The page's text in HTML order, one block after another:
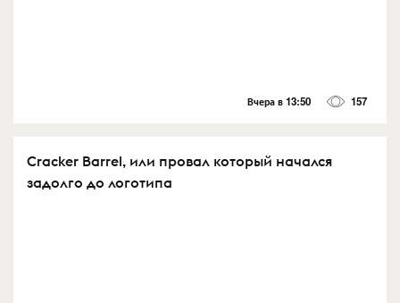
Вчера в 13:50 157
Cracker Barrel, или провал который начался
задолго до логотипа